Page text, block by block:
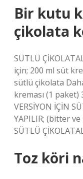
Bir kutu
çikolata
SÜTLÜ
için; 200 ml süt
sütlü çikolata
kreması (1
VERSİYON İÇİN
YAPILIR; (bitter ve
SÜTLÜ
Toz köri